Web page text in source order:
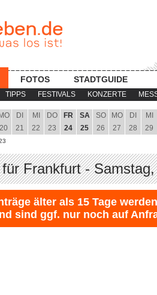
TIPPS FESTIVALS KONZERTE
FOTOS STADTGUIDE
MO
20
DI
21
MI
22
DO
23
FR
24
SA
25
SO
26
MO
27
DI
28
MI
29
Frankfurt -
älter als 15 Tage
sind ggf. nur noch auf